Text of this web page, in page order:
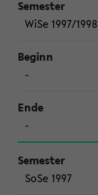
WiSe 1997/1998
-
-
SoSe 1997